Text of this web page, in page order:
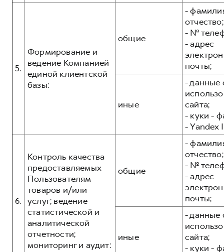
5.
Формирование и
ведение Компанией
единой клиентской
базы:
общие
-
отчество;
- №
- адрес
почты;
иные
- данные
сайта;
- куки -
- Yandex
6.
Контроль качества
предоставляемых
Пользователям
товаров и/или
услуг; ведение
статистической и
аналитической
отчетности;
мониторинг и аудит:
общие
-
отчество;
- №
- адрес
почты;
иные
- данные
сайта;
- куки -